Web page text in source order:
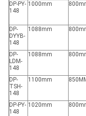
DP-PY-
148
1000mm
DP-
DYYB-
148
1088mm
DP-
LDM-
148
1088mm
DP-
TSH-
148
1100mm
DP-PY-
148
1020mm